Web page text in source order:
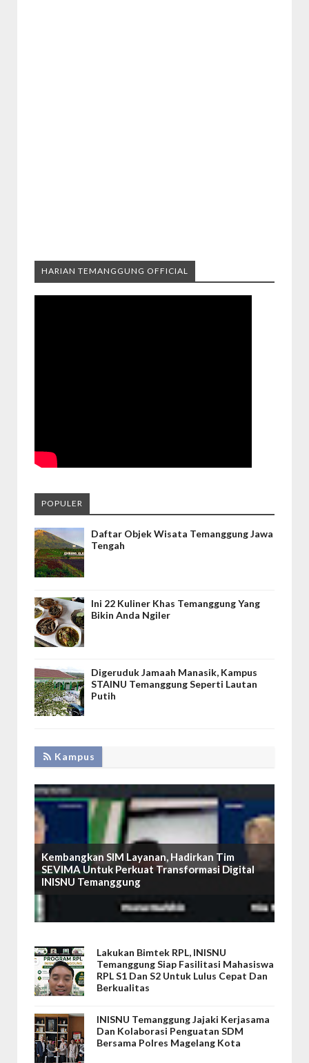
HARIAN TEMANGGUNG OFFICIAL
POPULER
Daftar Objek Wisata Temanggung Jawa
Tengah
Ini 22 Kuliner Khas Temanggung Yang
Bikin Anda Ngiler
Digeruduk Jamaah Manasik, Kampus
STAINU Temanggung Seperti Lautan
Putih
Kampus
Kembangkan SIM Layanan, Hadirkan Tim
SEVIMA Untuk Perkuat Transformasi Digital
INISNU Temanggung
Lakukan Bimtek RPL, INISNU
Temanggung Siap Fasilitasi Mahasiswa
RPL S1 Dan S2 Untuk Lulus Cepat Dan
Berkualitas
INISNU Temanggung Jajaki Kerjasama
Dan Kolaborasi Penguatan SDM
Bersama Polres Magelang Kota